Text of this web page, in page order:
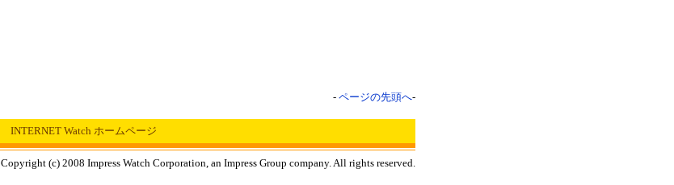
- ページの先頭へ-
INTERNET Watch ホームページ
Copyright (c) 2008 Impress Watch Corporation, an Impress Group company. All rights reserved.